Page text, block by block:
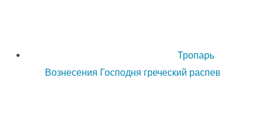
Тропарь
Вознесения Господня греческий распев